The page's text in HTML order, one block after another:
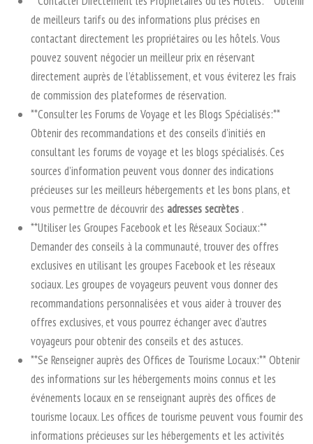
de meilleurs tarifs ou des informations plus précises en
contactant directement les propriétaires ou les hôtels. Vous
pouvez souvent négocier un meilleur prix en réservant
directement auprès de l’établissement, et vous éviterez les frais
de commission des plateformes de réservation.
**Consulter les Forums de Voyage et les Blogs Spécialisés:**
Obtenir des recommandations et des conseils d’initiés en
consultant les forums de voyage et les blogs spécialisés. Ces
sources d’information peuvent vous donner des indications
précieuses sur les meilleurs hébergements et les bons plans, et
vous permettre de découvrir des adresses secrètes .
**Utiliser les Groupes Facebook et les Réseaux Sociaux:**
Demander des conseils à la communauté, trouver des offres
exclusives en utilisant les groupes Facebook et les réseaux
sociaux. Les groupes de voyageurs peuvent vous donner des
recommandations personnalisées et vous aider à trouver des
offres exclusives, et vous pourrez échanger avec d’autres
voyageurs pour obtenir des conseils et des astuces.
**Se Renseigner auprès des Offices de Tourisme Locaux:** Obtenir
des informations sur les hébergements moins connus et les
événements locaux en se renseignant auprès des offices de
tourisme locaux. Les offices de tourisme peuvent vous fournir des
informations précieuses sur les hébergements et les activités